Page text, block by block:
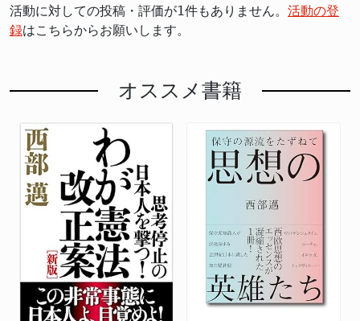
活動に対しての投稿・評価が1件もありません。 活動の登
録はこちらからお願いします。
オススメ書籍